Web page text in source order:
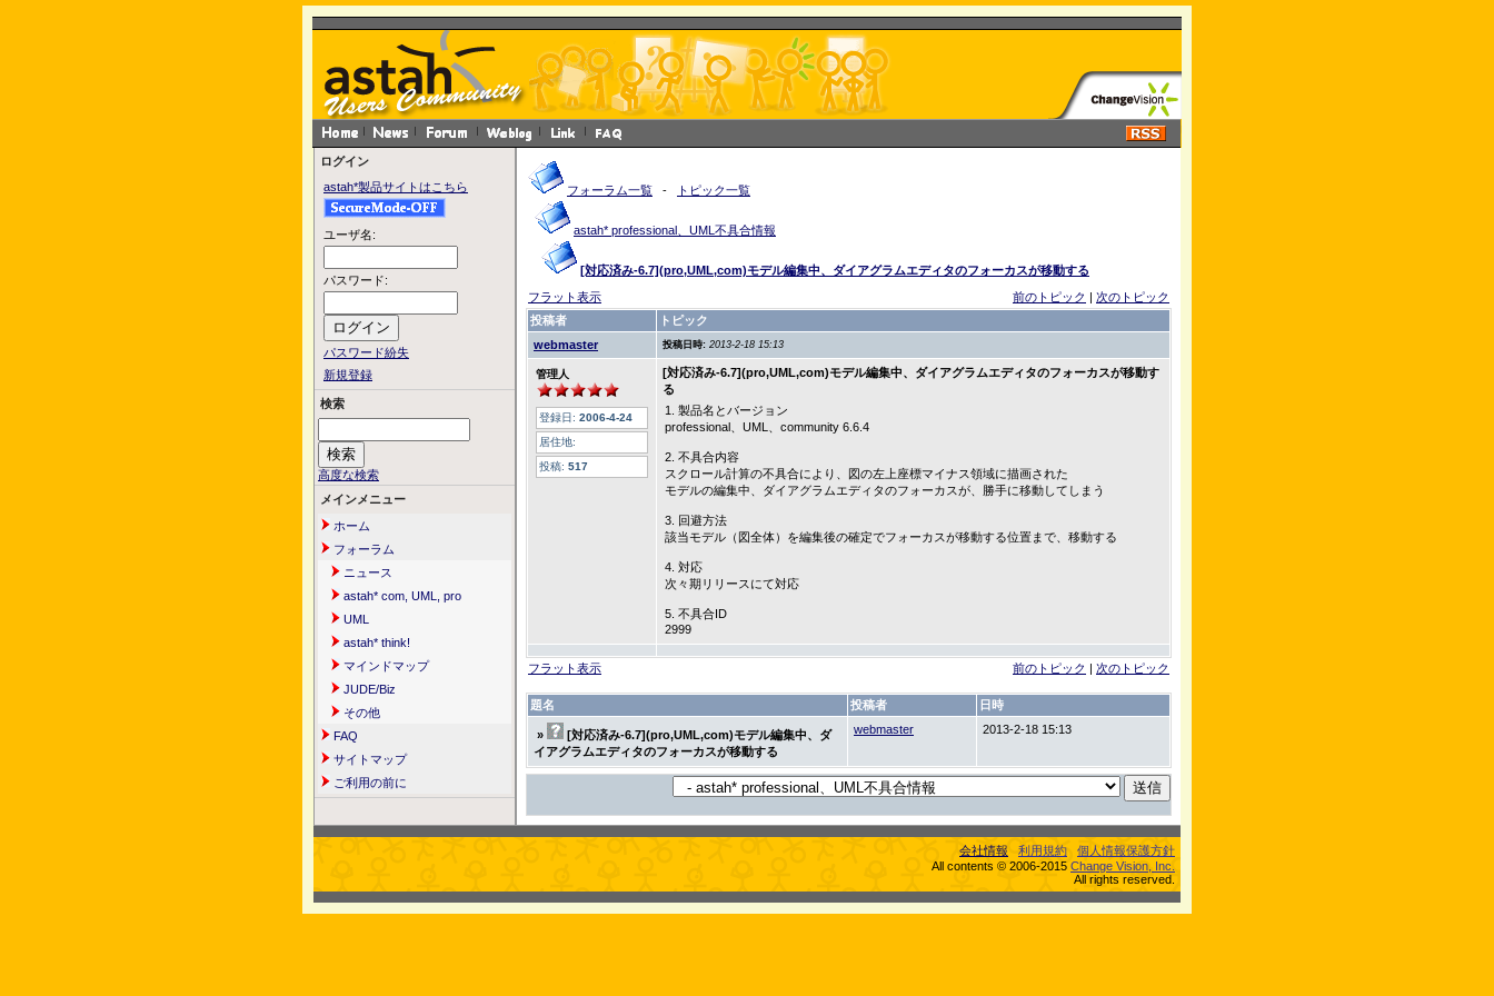
ログイン
astah*製品サイトはこちら
ユーザ名:
パスワード:
パスワード紛失
新規登録
検索
高度な検索
メインメニュー
ホーム
フォーラム
ニュース
astah* com, UML, pro
UML
astah* think!
マインドマップ
JUDE/Biz
その他
FAQ
サイトマップ
ご利用の前に
フォーラム一覧 - トピック一覧
astah* professional、UML不具合情報
[対応済み-6.7](pro,UML,com)モデル編集中、ダイアグラムエディタのフォーカスが移動する
フラット表示
前のトピック | 次のトピック
投稿者
トピック
webmaster
投稿日時: 2013-2-18 15:13
管理人
登録日: 2006-4-24
居住地:
投稿: 517
[対応済み-6.7](pro,UML,com)モデル編集中、ダイアグラムエディタのフォーカスが移動す
る
1. 製品名とバージョン
professional、UML、community 6.6.4
2. 不具合内容
スクロール計算の不具合により、図の左上座標マイナス領域に描画された
モデルの編集中、ダイアグラムエディタのフォーカスが、勝手に移動してしまう
3. 回避方法
該当モデル（図全体）を編集後の確定でフォーカスが移動する位置まで、移動する
4. 対応
次々期リリースにて対応
5. 不具合ID
2999
フラット表示 前のトピック | 次のトピック
題名 投稿者 日時
»
[対応済み-6.7](pro,UML,com)モデル編集中、ダ
イアグラムエディタのフォーカスが移動する
webmaster 2013-2-18 15:13
会社情報 利用規約
個人情報保護方針
All contents © 2006-2015 Change Vision, Inc.
All rights reserved.